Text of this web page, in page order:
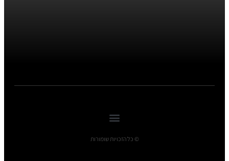
© כל הזכויות שומורות